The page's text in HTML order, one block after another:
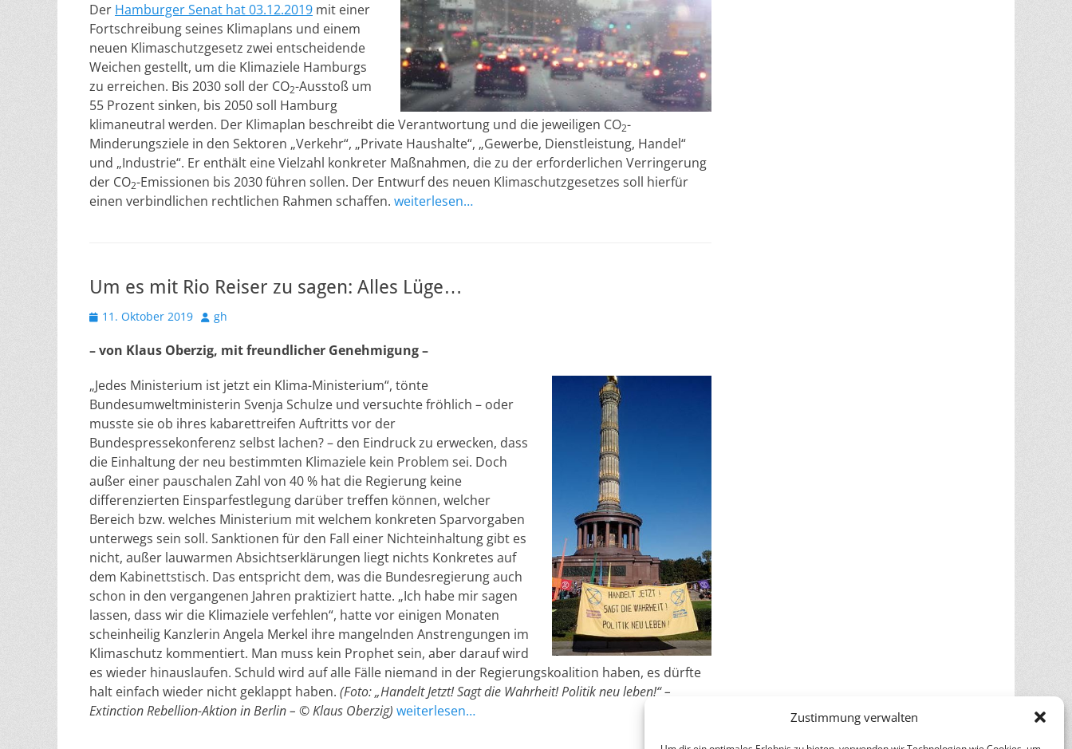
Zustimmung verwalten
Der Hamburger Senat hat 03.12.2019 mit einer
Fortschreibung seines Klimaplans und einem
neuen Klimaschutzgesetz zwei entscheidende
Weichen gestellt, um die Klimaziele Hamburgs
zu erreichen. Bis 2030 soll der CO2-Ausstoß um
55 Prozent sinken, bis 2050 soll Hamburg
klimaneutral werden. Der Klimaplan beschreibt die Verantwortung und die jeweiligen CO2-
Minderungsziele in den Sektoren „Verkehr“, „Private Haushalte“, „Gewerbe, Dienstleistung, Handel“
und „Industrie“. Er enthält eine Vielzahl konkreter Maßnahmen, die zu der erforderlichen Verringerung
der CO2-Emissionen bis 2030 führen sollen. Der Entwurf des neuen Klimaschutzgesetzes soll hierfür
einen verbindlichen rechtlichen Rahmen schaffen. weiterlesen…
Um es mit Rio Reiser zu sagen: Alles Lüge…
Veröffentlicht
11. Oktober 2019 Autor
gh
– von Klaus Oberzig, mit freundlicher Genehmigung –
„Jedes Ministerium ist jetzt ein Klima-Ministerium“, tönte
Bundesumweltministerin Svenja Schulze und versuchte fröhlich – oder
musste sie ob ihres kabarettreifen Auftritts vor der
Bundespressekonferenz selbst lachen? – den Eindruck zu erwecken, dass
die Einhaltung der neu bestimmten Klimaziele kein Problem sei. Doch
außer einer pauschalen Zahl von 40 % hat die Regierung keine
differenzierten Einsparfestlegung darüber treffen können, welcher
Bereich bzw. welches Ministerium mit welchem konkreten Sparvorgaben
unterwegs sein soll. Sanktionen für den Fall einer Nichteinhaltung gibt es
nicht, außer lauwarmen Absichtserklärungen liegt nichts Konkretes auf
dem Kabinettstisch. Das entspricht dem, was die Bundesregierung auch
schon in den vergangenen Jahren praktiziert hatte. „Ich habe mir sagen
lassen, dass wir die Klimaziele verfehlen“, hatte vor einigen Monaten
scheinheilig Kanzlerin Angela Merkel ihre mangelnden Anstrengungen im
Klimaschutz kommentiert. Man muss kein Prophet sein, aber darauf wird
es wieder hinauslaufen. Schuld wird auf alle Fälle niemand in der Regierungskoalition haben, es dürfte
halt einfach wieder nicht geklappt haben. (Foto: „Handelt Jetzt! Sagt die Wahrheit! Politik neu leben!“ –
Extinction Rebellion-Aktion in Berlin – © Klaus Oberzig) weiterlesen…